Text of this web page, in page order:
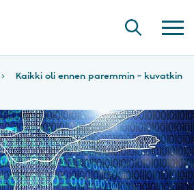
›
Kaikki oli ennen paremmin – kuvatkin